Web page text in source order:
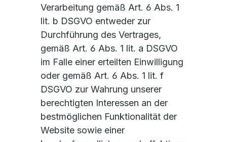
Verarbeitung gemäß Art. 6 Abs. 1
lit. b DSGVO entweder zur
Durchführung des Vertrages,
gemäß Art. 6 Abs. 1 lit. a DSGVO
im Falle einer erteilten Einwilligung
oder gemäß Art. 6 Abs. 1 lit. f
DSGVO zur Wahrung unserer
berechtigten Interessen an der
bestmöglichen Funktionalität der
Website sowie einer